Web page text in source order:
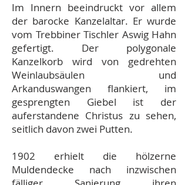
Im Innern beeindruckt vor allem
der barocke Kanzelaltar. Er wurde
vom Trebbiner Tischler Aswig Hahn
gefertigt. Der polygonale
Kanzelkorb wird von gedrehten
Weinlaubsäulen und
Arkanduswangen flankiert, im
gesprengten Giebel ist der
auferstandene Christus zu sehen,
seitlich davon zwei Putten.
1902 erhielt die hölzerne
Muldendecke nach inzwischen